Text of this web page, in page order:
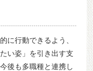
に行動できるよう、
い姿」を引き出す支
後も多職種と連携し